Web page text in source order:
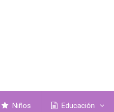
Niños Educación